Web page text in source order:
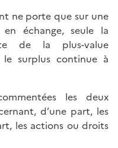
ne porte que sur une
échange, seule la
de la plus-value
surplus continue à
les deux
d’une part, les
les actions ou droits